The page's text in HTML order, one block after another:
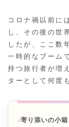
コロナ禍以前に
し、その後の世
したが、ここ数
一時的なブーム
持つ旅行者が増
ターとして何度
寄り添いの小箱